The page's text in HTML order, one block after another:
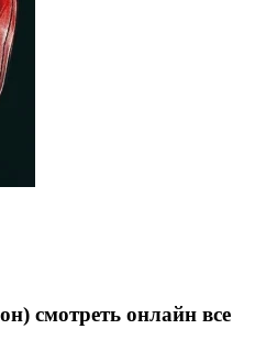
смотреть онлайн все